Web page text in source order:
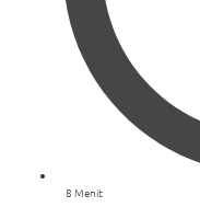
8 Menit